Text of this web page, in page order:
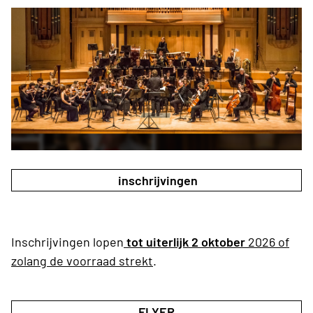
inschrijvingen
Inschrijvingen lopen tot uiterlijk 2 oktober 2026 of
zolang de voorraad strekt.